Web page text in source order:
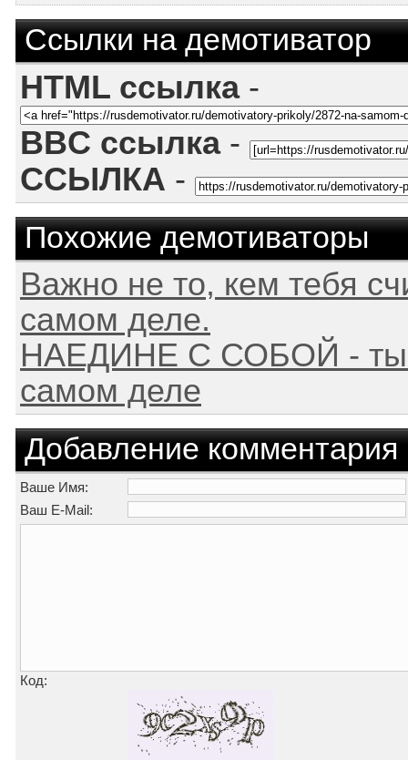
Ссылки на демотиватор
HTML ссылка-
BBC ссылка-
ССЫЛКА -
Похожие демотиваторы
Важно не то, кем тебя
самом деле.
НАЕДИНЕ С СОБОЙ - ты
самом деле
Добавление комментария
Ваше Имя:
Ваш E-Mail:
Код: